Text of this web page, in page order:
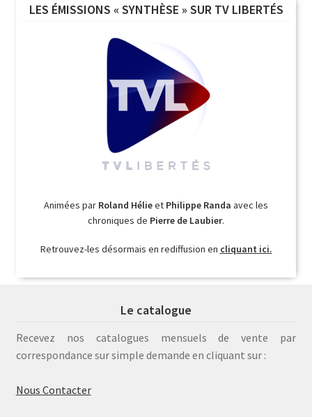
LES ÉMISSIONS « SYNTHÈSE » SUR TV LIBERTÉS
Animées par Roland Hélieet Philippe Randa avec les
chroniques de Pierre de Laubier.
Retrouvez-les désormais en rediffusion en cliquant ici.
Le catalogue
Recevez nos catalogues mensuels de vente par
correspondance sur simple demande en cliquant sur :
Nous Contacter